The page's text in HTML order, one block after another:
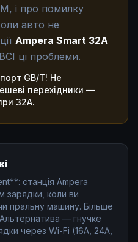
і про помилку
авто не
Ampera Smart 32A
ці проблеми.
GB/T! Не
перехідники —
32А.
станція Ampera
зарядки, коли ви
пральну машину. Більше
— гнучке
через Wi-Fi (16А, 24А,